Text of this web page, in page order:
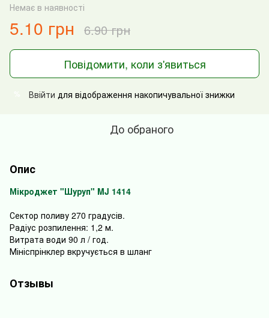
Немає в наявності
5.10 грн 6.90 грн
Повідомити, коли з'явиться
Ввійти для відображення накопичувальної знижки
До обраного
Опис
Мікроджет "Шуруп" MJ 1414
Сектор поливу 270 градусів.
Радіус розпилення: 1,2 м.
Витрата води 90 л / год.
Мініспрінклер вкручується в шланг
Отзывы